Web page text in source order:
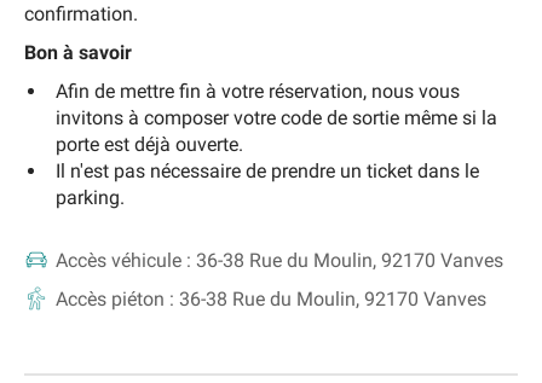
confirmation.
Bon à savoir
Afin de mettre fin à votre réservation, nous vous
invitons à composer votre code de sortie même si la
porte est déjà ouverte.
Il n'est pas nécessaire de prendre un ticket dans le
parking.
Accès véhicule : 36-38 Rue du Moulin, 92170 Vanves
Accès piéton : 36-38 Rue du Moulin, 92170 Vanves